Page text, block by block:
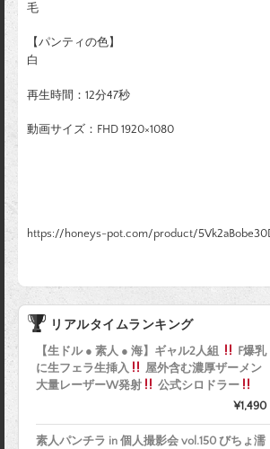
毛
【パンティの色】
白
再生時間：12分47秒
動画サイズ：FHD 1920×1080
https://honeys-pot.com/product/
リアルタイムランキング
【生ドル ● 素人 ● 海】ギャル2人組
F爆乳
に生フェラ生挿入
屋外含む濃厚ザーメン
大量レーザーW発射
公式シロドラー
¥1,490
素人パンチラ in 個人撮影会 vol.150 びちょ濡